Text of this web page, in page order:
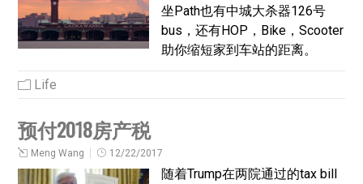
坐Path也有中城大杀器126号
bus，还有HOP，Bike，Scooter
助你缩短家到车站的距离。
Life
预付2018房产税
Meng Wang 12/22/2017
随着Trump在两院通过的tax bill